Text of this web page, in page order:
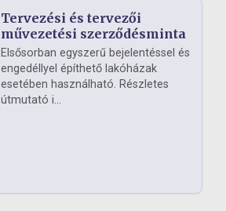
Tervezési és tervezői
művezetési szerződésminta
Elsősorban egyszerű bejelentéssel és
engedéllyel építhető lakóházak
esetében használható. Részletes
útmutató i...